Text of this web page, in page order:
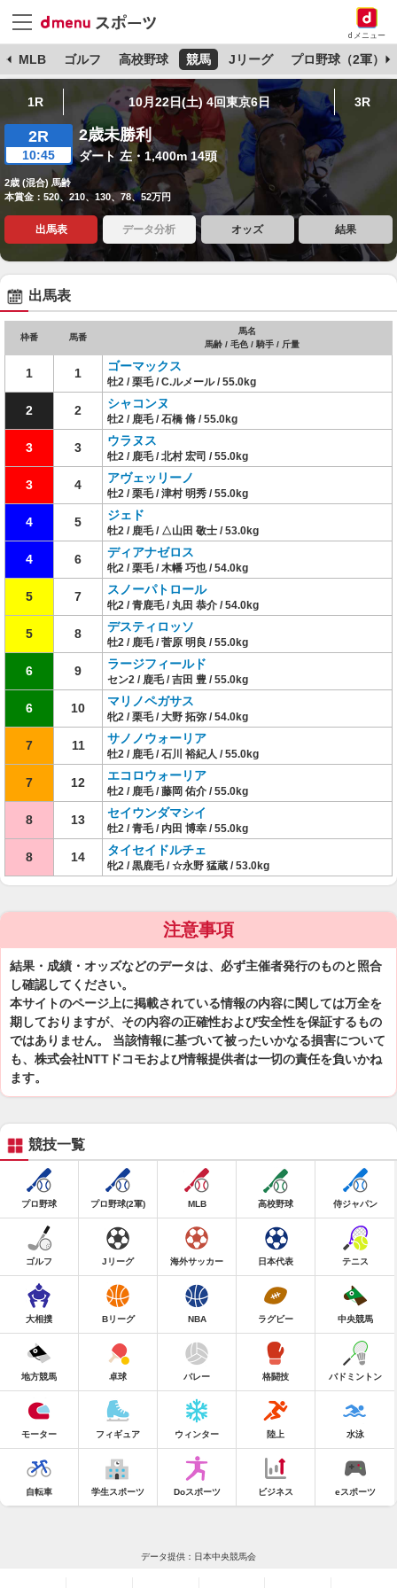
dメニュー
MLB ゴルフ 高校野球 競馬 Jリーグ プロ野球（2軍）
1R 10月22日(土) 4回東京6日 3R
2R
10:45
2歳未勝利
ダート 左・1,400m 14頭
2歳 (混合) 馬齢
本賞金：520、210、130、78、52万円
出馬表 データ分析 オッズ 結果
出馬表
枠番 馬番
馬名
馬齢 / 毛色 / 騎手 / 斤量
1 1 ゴーマックス
牡2 / 栗毛 / C.ルメール / 55.0kg
2 2 シャコンヌ
牡2 / 鹿毛 / 石橋 脩 / 55.0kg
3 3 ウラヌス
牡2 / 鹿毛 / 北村 宏司 / 55.0kg
3 4 アヴェッリーノ
牡2 / 栗毛 / 津村 明秀 / 55.0kg
4 5 ジェド
牡2 / 鹿毛 / △山田 敬士 / 53.0kg
4 6 ディアナゼロス
牝2 / 栗毛 / 木幡 巧也 / 54.0kg
5 7 スノーパトロール
牝2 / 青鹿毛 / 丸田 恭介 / 54.0kg
5 8 デスティロッソ
牡2 / 鹿毛 / 菅原 明良 / 55.0kg
6 9 ラージフィールド
セン2 / 鹿毛 / 吉田 豊 / 55.0kg
6 10 マリノペガサス
牝2 / 栗毛 / 大野 拓弥 / 54.0kg
7 11 サノノウォーリア
牡2 / 鹿毛 / 石川 裕紀人 / 55.0kg
7 12 エコロウォーリア
牡2 / 鹿毛 / 藤岡 佑介 / 55.0kg
8 13 セイウンダマシイ
牡2 / 青毛 / 内田 博幸 / 55.0kg
8 14 タイセイドルチェ
牝2 / 黒鹿毛 / ☆永野 猛蔵 / 53.0kg
注意事項
結果・成績・オッズなどのデータは、必ず主催者発行のものと照合
し確認してください。
本サイトのページ上に掲載されている情報の内容に関しては万全を
期しておりますが、その内容の正確性および安全性を保証するもの
ではありません。 当該情報に基づいて被ったいかなる損害について
も、株式会社NTTドコモおよび情報提供者は一切の責任を負いかね
ます。
競技一覧
プロ野球 プロ野球(2軍) MLB 高校野球 侍ジャパン
ゴルフ Jリーグ 海外サッカー 日本代表 テニス
大相撲 Bリーグ NBA ラグビー 中央競馬
地方競馬 卓球 バレー 格闘技 バドミントン
モーター フィギュア ウィンター 陸上 水泳
自転車 学生スポーツ Doスポーツ ビジネス eスポーツ
データ提供：日本中央競馬会